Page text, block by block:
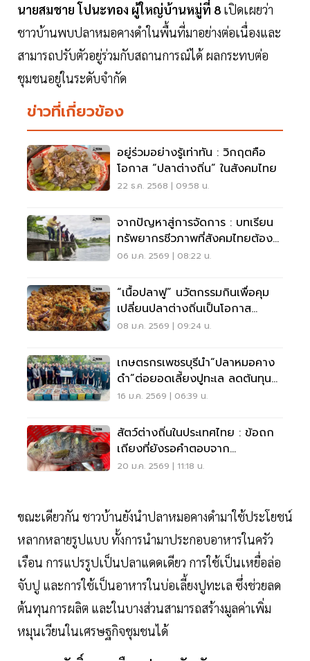
นายสมชาย โปนะทอง ผู้ใหญ่บ้านหมู่ที่ 8 เปิดเผยว่า
ชาวบ้านพบปลาหมอคางดำในพื้นที่มาอย่างต่อเนื่องและ
สามารถปรับตัวอยู่ร่วมกับสถานการณ์ได้ ผลกระทบต่อ
ชุมชนอยู่ในระดับจำกัด
ข่าวที่เกี่ยวข้อง
อยู่ร่วมอย่างรู้เท่าทัน : วิกฤตคือ
โอกาส “ปลาต่างถิ่น” ในสังคมไทย
22 ธ.ค. 2568 | 09:58 น.
จากปัญหาสู่การจัดการ : บทเรียน
ทรัพยากรชีวภาพที่สังคมไทยต้อง
ไม่ลืม
06 ม.ค. 2569 | 08:22 น.
“เนื้อปลาฟู” นวัตกรรมกินเพื่อคุม
เปลี่ยนปลาต่างถิ่นเป็นโอกาส
เศรษฐกิจชุมชน
08 ม.ค. 2569 | 09:24 น.
เกษตรกรเพชรบุรีนำ“ปลาหมอคาง
ดำ”ต่อยอดเลี้ยงปูทะเล ลดต้นทุน
เพิ่มรายได้
16 ม.ค. 2569 | 06:39 น.
สัตว์ต่างถิ่นในประเทศไทย : ข้อถก
เถียงที่ยังรอคำตอบจาก
วิทยาศาสตร์และกฎหมาย
20 ม.ค. 2569 | 11:18 น.
ขณะเดียวกัน ชาวบ้านยังนำปลาหมอคางดำมาใช้ประโยชน์
หลากหลายรูปแบบ ทั้งการนำมาประกอบอาหารในครัว
เรือน การแปรรูปเป็นปลาแดดเดียว การใช้เป็นเหยื่อล่อ
จับปู และการใช้เป็นอาหารในบ่อเลี้ยงปูทะเล ซึ่งช่วยลด
ต้นทุนการผลิต และในบางส่วนสามารถสร้างมูลค่าเพิ่ม
หมุนเวียนในเศรษฐกิจชุมชนได้